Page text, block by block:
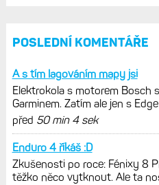
POSLEDNÍ KOMENTÁŘE
A s tím lagováním mapy jsi
Elektrokola s motorem Bosch
Garminem. Zatím ale jen s Edge
před 50 min 4 sek
Enduro 4 říkáš :D
Zkušenosti po roce: Fénixy 8
těžko něco vytknout. Ale ta